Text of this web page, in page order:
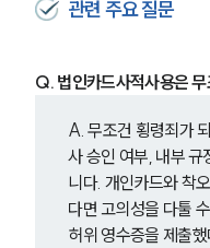
관련 주요 질문
Q. 법인카드사적사용은
A. 무조건 횡령죄가
사 승인 여부, 내부 규
니다. 개인카드와 착
다면 고의성을 다툴
허위 영수증을 제출